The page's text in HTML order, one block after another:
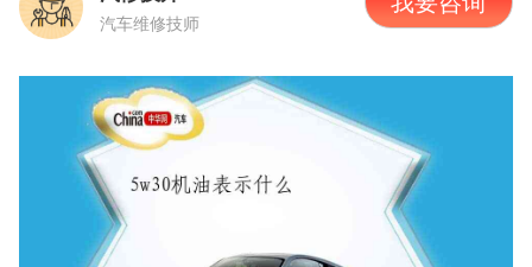
汽车维修技师